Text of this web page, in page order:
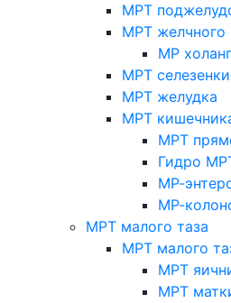
МРТ
МРТ желчного
МР
МРТ селезенки
МРТ желудка
МРТ
МРТ
Гидро
МР-
МР-
МРТ малого таза
МРТ малого
МРТ
МРТ